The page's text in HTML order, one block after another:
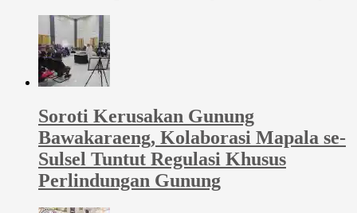
Soroti Kerusakan Gunung
Bawakaraeng, Kolaborasi Mapala se-
Sulsel Tuntut Regulasi Khusus
Perlindungan Gunung